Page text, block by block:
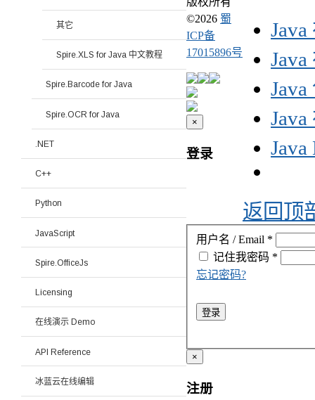
返回顶
其它
Spire.XLS for Java 中文教程
Spire.Barcode for Java
Spire.OCR for Java
.NET
C++
Python
JavaScript
Spire.OfficeJs
Licensing
在线演示 Demo
API Reference
冰蓝云在线编辑
©2026 蜀
ICP备
17015896号
×
登录
用户名 / Email *
密码 *
记住我
忘记密码?
登录
×
注册